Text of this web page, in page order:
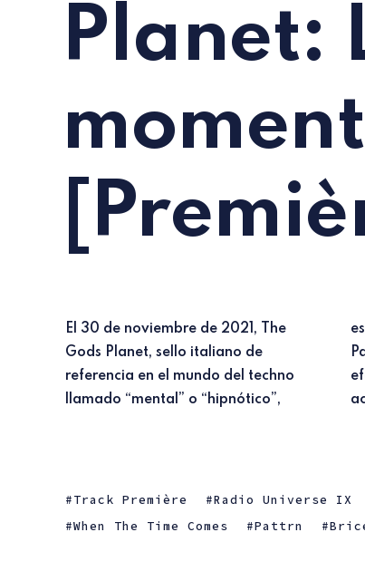
Planet:
El 30 de noviembre de 2021, The
Gods Planet, sello italiano de
referencia en el mundo del techno
llamado “mental” o “hipnótico”,
estrena el release del artista belga
Pattrn, Radio Universe IX,
efectivamente el noveno de la
Track Première Radio Universe IX
When The Time Comes
Pattrn